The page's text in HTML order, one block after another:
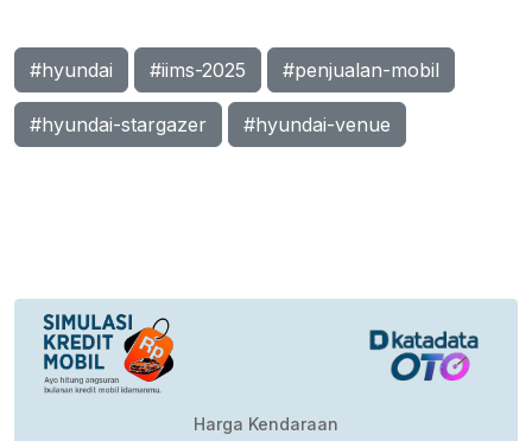
#hyundai #iims-2025 #penjualan-mobil
#hyundai-stargazer #hyundai-venue